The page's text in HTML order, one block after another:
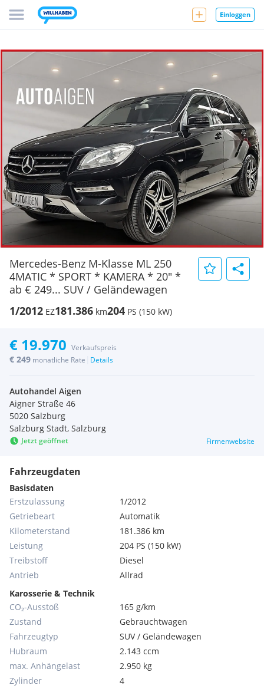
Einloggen
Mercedes-Benz M-Klasse ML 250
4MATIC * SPORT * KAMERA * 20" *
ab € 249... SUV / Geländewagen
1/2012 EZ181.386 km204 PS (150 kW)
€ 19.970 Verkaufspreis
€ 249 monatliche Rate Details
Autohandel Aigen
Aigner Straße 46
5020 Salzburg
Salzburg Stadt, Salzburg
Jetzt geöffnet Firmenwebsite
Fahrzeugdaten
Basisdaten
Erstzulassung
1/2012
Getriebeart
Automatik
Kilometerstand
181.386 km
Leistung
204 PS (150 kW)
Treibstoff
Diesel
Antrieb
Allrad
Karosserie & Technik
CO₂-Ausstoß
165 g/km
Zustand
Gebrauchtwagen
Fahrzeugtyp
SUV / Geländewagen
Hubraum
2.143 ccm
max. Anhängelast
2.950 kg
Zylinder
4